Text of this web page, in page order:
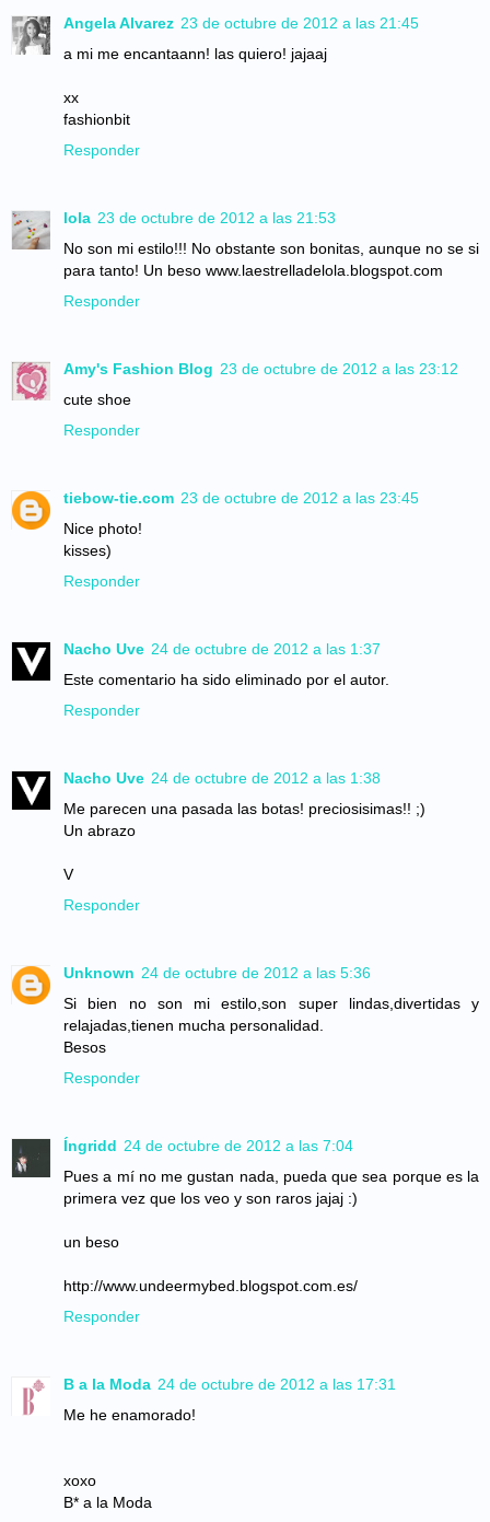
Angela Alvarez 23 de octubre de 2012 a las 21:45
a mi me encantaann! las quiero! jajaaj
xx
fashionbit
Responder
lola 23 de octubre de 2012 a las 21:53
No son mi estilo!!! No obstante son bonitas, aunque no se si
para tanto! Un beso www.laestrelladelola.blogspot.com
Responder
Amy's Fashion Blog 23 de octubre de 2012 a las 23:12
cute shoe
Responder
tiebow-tie.com 23 de octubre de 2012 a las 23:45
Nice photo!
kisses)
Responder
Nacho Uve 24 de octubre de 2012 a las 1:37
Este comentario ha sido eliminado por el autor.
Responder
Nacho Uve 24 de octubre de 2012 a las 1:38
Me parecen una pasada las botas! preciosisimas!! ;)
Un abrazo
V
Responder
Unknown 24 de octubre de 2012 a las 5:36
Si bien no son mi estilo,son super lindas,divertidas y
relajadas,tienen mucha personalidad.
Besos
Responder
Íngridd 24 de octubre de 2012 a las 7:04
Pues a mí no me gustan nada, pueda que sea porque es la
primera vez que los veo y son raros jajaj :)
un beso
http://www.undeermybed.blogspot.com.es/
Responder
B a la Moda 24 de octubre de 2012 a las 17:31
Me he enamorado!
xoxo
B* a la Moda